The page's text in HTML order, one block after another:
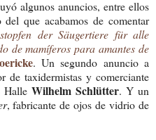
algunos anuncios, entre ellos
que acabamos de comentar
der Säugertiere für alle
de mamíferos para amantes de
. Un segundo anuncio a
de taxidermistas y comerciante
Halle Wilhelm Schlütter. Y un
, fabricante de ojos de vidrio de